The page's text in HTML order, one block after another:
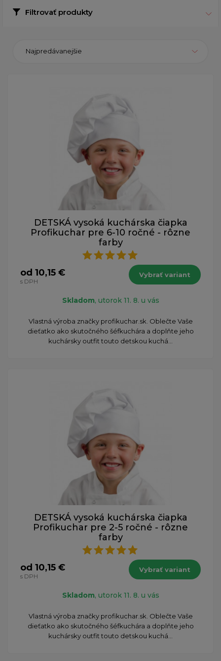
Filtrovať produkty
Najpredávanejšie
DETSKÁ vysoká kuchárska čiapka
Profikuchar pre 6-10 ročné - rôzne
farby
od 10,15 €
s DPH
Vybrať variant
Skladom, utorok 11. 8. u vás
Vlastná výroba značky profikuchar.sk. Oblečte Vaše
dieťatko ako skutočného šéfkuchára a doplňte jeho
kuchársky outfit touto detskou kuchá...
DETSKÁ vysoká kuchárska čiapka
Profikuchar pre 2-5 ročné - rôzne
farby
od 10,15 €
s DPH
Vybrať variant
Skladom, utorok 11. 8. u vás
Vlastná výroba značky profikuchar.sk. Oblečte Vaše
dieťatko ako skutočného šéfkuchára a doplňte jeho
kuchársky outfit touto detskou kuchá...